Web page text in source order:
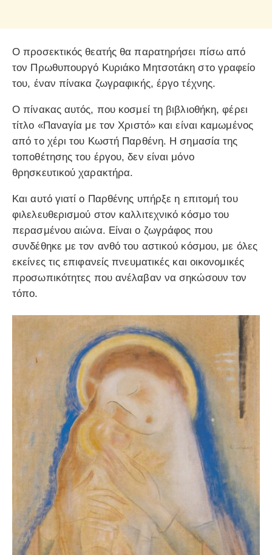
Ο προσεκτικός θεατής θα παρατηρήσει πίσω από
τον Πρωθυπουργό Κυριάκο Μητσοτάκη στο γραφείο
του, έναν πίνακα ζωγραφικής, έργο τέχνης.
Ο πίνακας αυτός, που κοσμεί τη βιβλιοθήκη, φέρει
τίτλο «Παναγία με τον Χριστό» και είναι καμωμένος
από το χέρι του Κωστή Παρθένη. Η σημασία της
τοποθέτησης του έργου, δεν είναι μόνο
θρησκευτικού χαρακτήρα.
Και αυτό γιατί ο Παρθένης υπήρξε η επιτομή του
φιλελευθερισμού στον καλλιτεχνικό κόσμο του
περασμένου αιώνα. Είναι ο ζωγράφος που
συνδέθηκε με τον ανθό του αστικού κόσμου, με όλες
εκείνες τις επιφανείς πνευματικές και οικονομικές
προσωπικότητες που ανέλαβαν να σηκώσουν τον
τόπο.